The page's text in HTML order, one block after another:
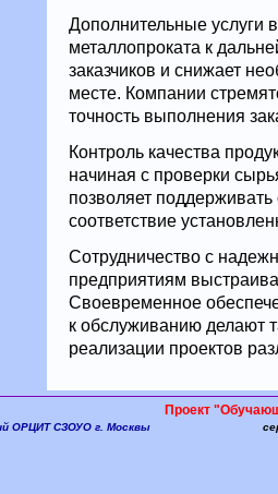
Дополнительные услуги
металлопроката к
заказчиков и снижает
месте. Компании
точность выполнения
Контроль качества
начиная с проверки
позволяет
соответствие
Сотрудничество с
предприятиям
Своевременное
к обслуживанию делают
реализации проектов
Проект
ОРЦИТ СЗОУО г. Москвы